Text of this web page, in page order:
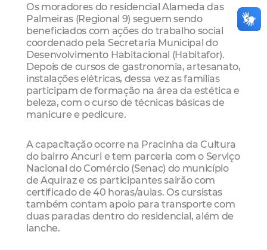
Os moradores do residencial Alameda das
Palmeiras (Regional 9) seguem sendo
beneficiados com ações do trabalho social
coordenado pela Secretaria Municipal do
Desenvolvimento Habitacional (Habitafor).
Depois de cursos de gastronomia, artesanato,
instalações elétricas, dessa vez as famílias
participam de formação na área da estética e
beleza, com o curso de técnicas básicas de
manicure e pedicure.
A capacitação ocorre na Pracinha da Cultura
do bairro Ancuri e tem parceria com o Serviço
Nacional do Comércio (Senac) do município
de Aquiraz e os participantes sairão com
certificado de 40 horas/aulas. Os cursistas
também contam apoio para transporte com
duas paradas dentro do residencial, além de
lanche.